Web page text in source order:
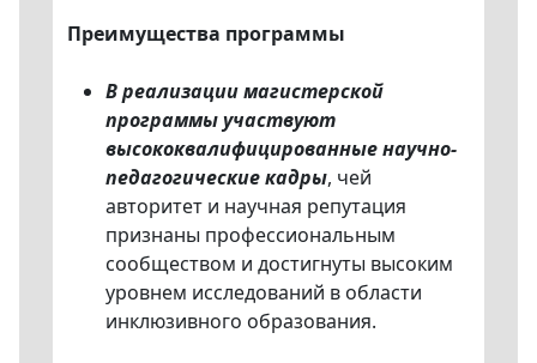
Преимущества программы
В реализации магистерской
программы участвуют
высококвалифицированные научно-
педагогические кадры, чей
авторитет и научная репутация
признаны профессиональным
сообществом и достигнуты высоким
уровнем исследований в области
инклюзивного образования.